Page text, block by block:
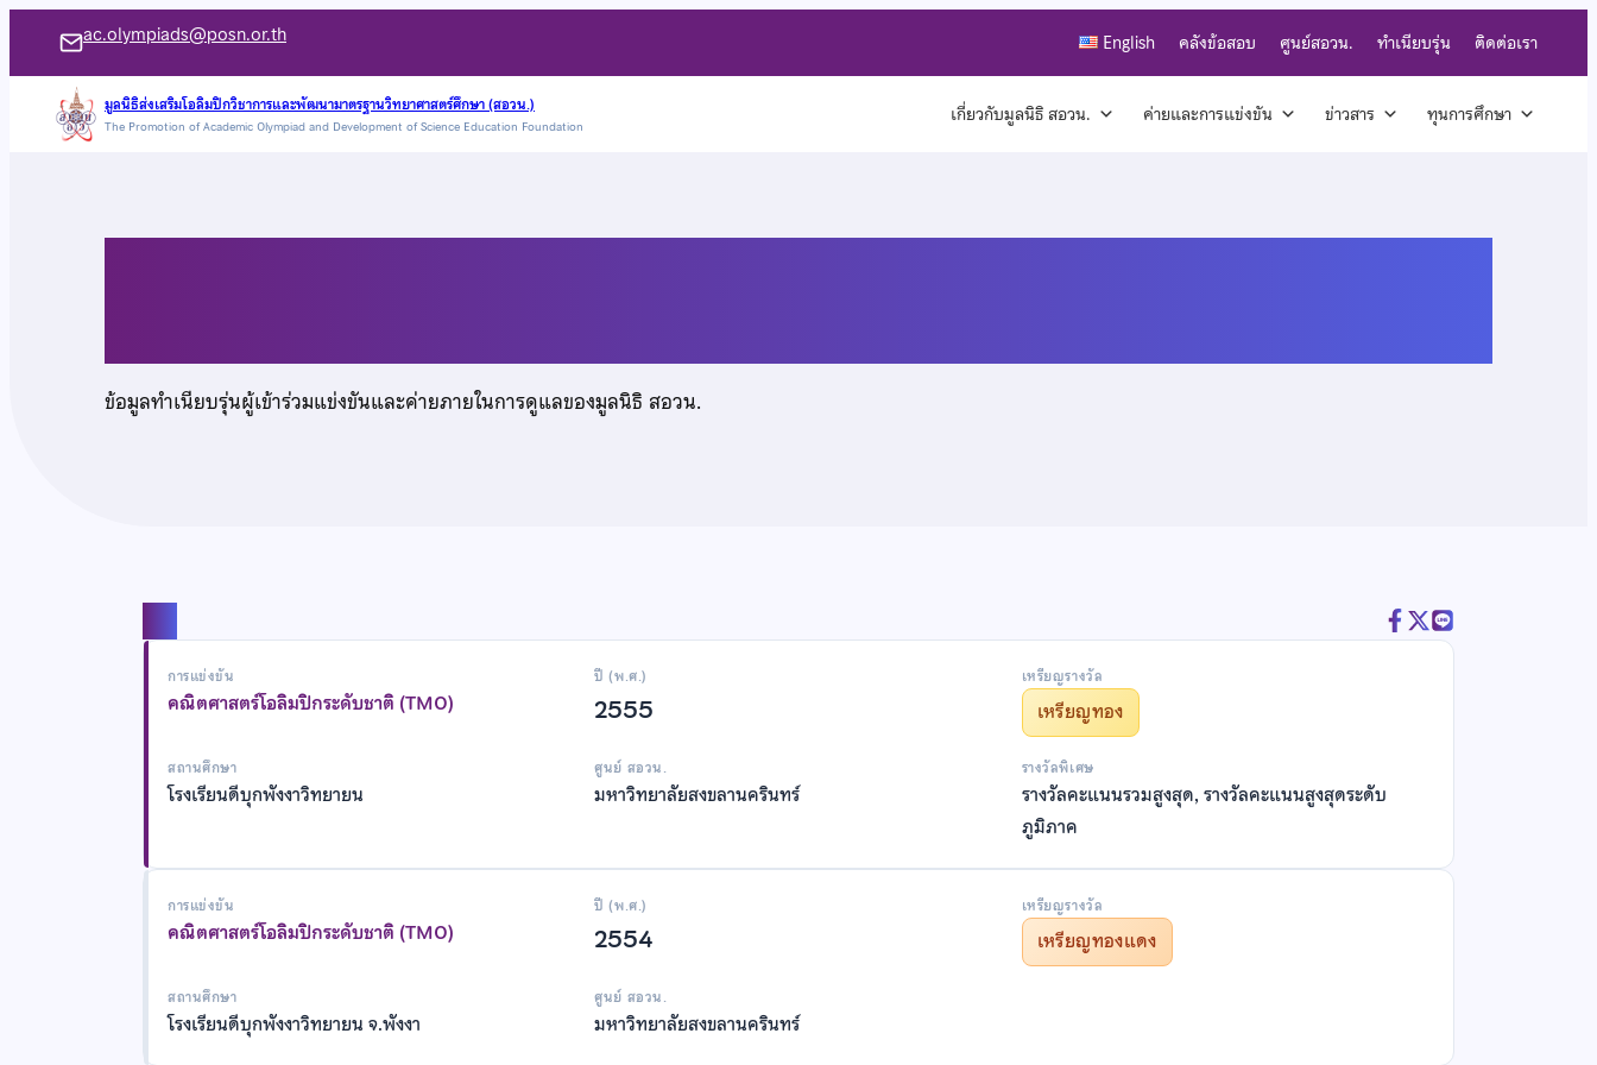
เนื้อหา
ac.olympiads@posn.or.th English คลังข้อสอบ ศูนย์สอวน. ทำเนียบรุ่น ติดต่อเรา
มูลนิธิส่งเสริมโอลิมปิกวิชาการและพัฒนามาตรฐานวิทยาศาสตร์ศึกษา (สอวน.)
The Promotion of Academic Olympiad and Development of Science Education Foundation เกี่ยวกับมูลนิธิ สอวน. ค่ายและการแข่งขัน ข่าวสาร ทุนการศึกษา
ข้อมูลทำเนียบรุ่นผู้เข้าร่วมแข่งขันและค่ายภายในการดูแลของมูลนิธิ สอวน.
การแข่งขัน
คณิตศาสตร์โอลิมปิกระดับชาติ (TMO)
ปี (พ.ศ.)
2555
เหรียญรางวัล
เหรียญทอง
สถานศึกษา
โรงเรียนดีบุกพังงาวิทยายน
ศูนย์ สอวน.
มหาวิทยาลัยสงขลานครินทร์
รางวัลพิเศษ
รางวัลคะแนนรวมสูงสุด, รางวัลคะแนนสูงสุดระดับ
ภูมิภาค
การแข่งขัน
คณิตศาสตร์โอลิมปิกระดับชาติ (TMO)
ปี (พ.ศ.)
2554
เหรียญรางวัล
เหรียญทองแดง
สถานศึกษา
โรงเรียนดีบุกพังงาวิทยายน จ.พังงา
ศูนย์ สอวน.
มหาวิทยาลัยสงขลานครินทร์